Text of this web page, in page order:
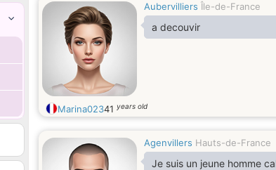
Aubervilliers Île-de-France
a decouvir
Marina02341 years old
Agenvillers Hauts-de-France
Je suis un jeune homme